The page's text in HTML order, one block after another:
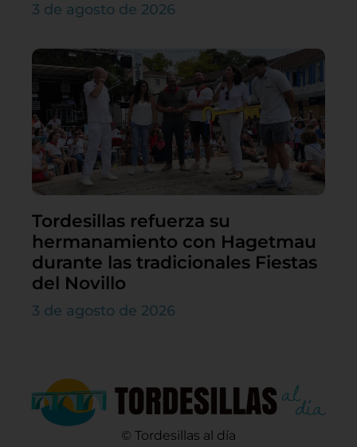
3 de agosto de 2026
Tordesillas refuerza su
hermanamiento con Hagetmau
durante las tradicionales Fiestas
del Novillo
3 de agosto de 2026
© Tordesillas al día